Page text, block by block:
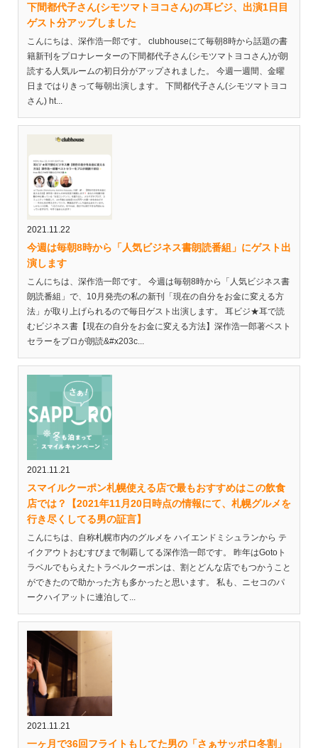
下間都代子さん(シモツマトヨコさん)の耳ビジ、出演1日目
ゲスト分アップしました
こんにちは、深作浩一郎です。 clubhouseにて毎朝8時から話題の書
籍新刊をプロナレーターの下間都代子さん(シモツマトヨコさん)が朗
読する人気ルームの初日分がアップされました。 今週一週間、金曜
日まではりきって毎朝出演します。 下間都代子さん(シモツマトヨコ
さん) ht...
2021.11.22
今週は毎朝8時から「人気ビジネス書朗読番組」にゲスト出
演します
こんにちは、深作浩一郎です。 今週は毎朝8時から「人気ビジネス書
朗読番組」で、10月発売の私の新刊「現在の自分をお金に変える方
法」が取り上げられるので毎日ゲスト出演します。 耳ビジ★耳で読
むビジネス書【現在の自分をお金に変える方法】深作浩一郎著ベスト
セラーをプロが朗読&#x203c...
2021.11.21
スマイルクーポン札幌使える店で最もおすすめはこの飲食
店では？【2021年11月20日時点の情報にて、札幌グルメを
行き尽くしてる男の証言】
こんにちは、自称札幌市内のグルメを ハイエンドミシュランから テ
イクアウトおむすびまで制覇してる深作浩一郎です。 昨年はGotoト
ラベルでもらえたトラベルクーポンは、割とどんな店でもつかうこと
ができたので助かった方も多かったと思います。 私も、ニセコのパ
ークハイアットに連泊して...
2021.11.21
一ヶ月で36回フライトもしてた男の「さぁサッポロ冬割」